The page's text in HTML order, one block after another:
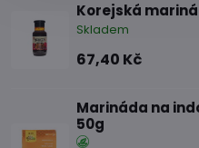
Korejská
Skladem
67,40 Kč
Marináda na
50g